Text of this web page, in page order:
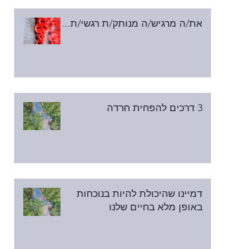
את/ה מרגיש/ה מנותק/ת רגשי/ת...
3 דרכים להפחית חרדה
דמיינו שהיכולת להיות בנוכחות
באופן מלא בחיים שלנו